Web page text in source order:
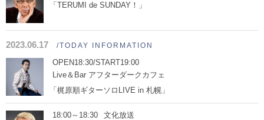
「TERUMI de SUNDAY！」
2023.06.17 /TODAY INFORMATION
OPEN18:30/START19:00
Live＆Bar アフターダークカフェ
「梶原順ギターソロLIVE in 札幌」
18:00～18:30
文化放送